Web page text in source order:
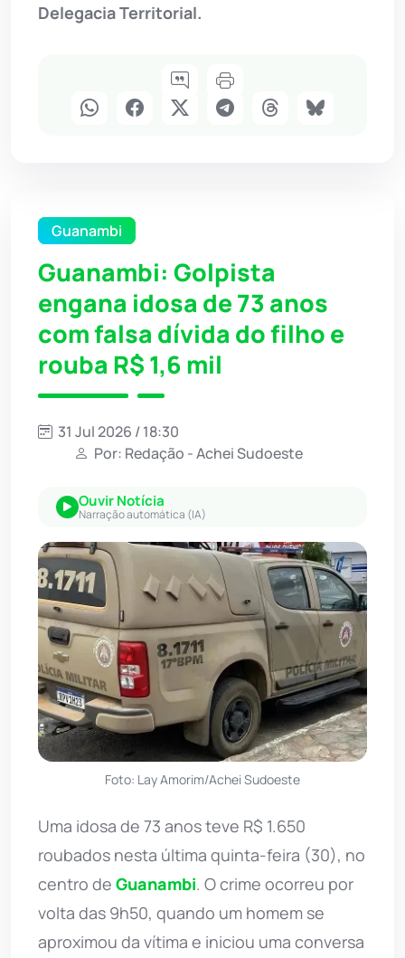
Delegacia Territorial.
Guanambi
Guanambi: Golpista
engana idosa de 73 anos
com falsa dívida do filho e
rouba R$ 1,6 mil
31 Jul 2026 / 18:30
Por: Redação - Achei Sudoeste
Ouvir Notícia
Narração automática (IA)
Foto: Lay Amorim/Achei Sudoeste
Uma idosa de 73 anos teve R$ 1.650
roubados nesta última quinta-feira (30), no
centro de Guanambi. O crime ocorreu por
volta das 9h50, quando um homem se
aproximou da vítima e iniciou uma conversa